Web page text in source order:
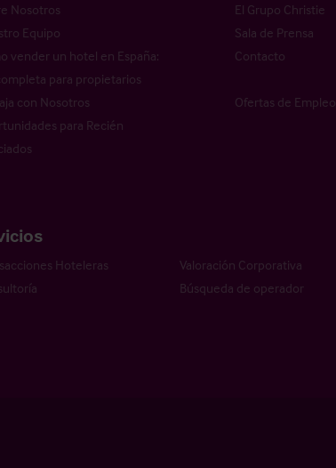
Nosotros
El Grupo Christie
Equipo
Sala de Prensa
vender un hotel en España:
para propietarios
Contacto
con Nosotros
Ofertas de Empleo
para Recién
Hoteleras
Valoración Corporativa
Búsqueda de operador